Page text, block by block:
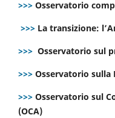
>>> Osservatorio
>>> La transizione:
>>> Osservatorio sul
>>> Osservatorio sulla
>>> Osservatorio sul
(OCA)